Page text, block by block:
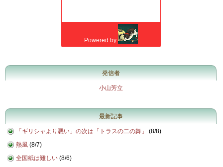
発信者
小山芳立
最新記事
「ギリシャより悪い」の次は「トラスの二の舞」 (8/8)
熱風 (8/7)
全国紙は難しい (8/6)